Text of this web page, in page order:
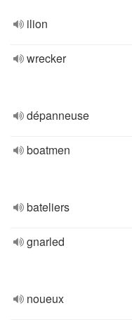
ilion
wrecker
dépanneuse
boatmen
bateliers
gnarled
noueux